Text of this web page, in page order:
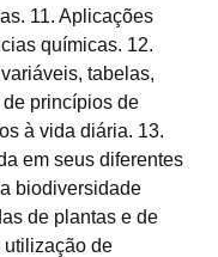
11. Aplicações
químicas. 12.
tabelas,
princípios de
à vida diária. 13.
em seus diferentes
biodiversidade
de plantas e de
utilização de